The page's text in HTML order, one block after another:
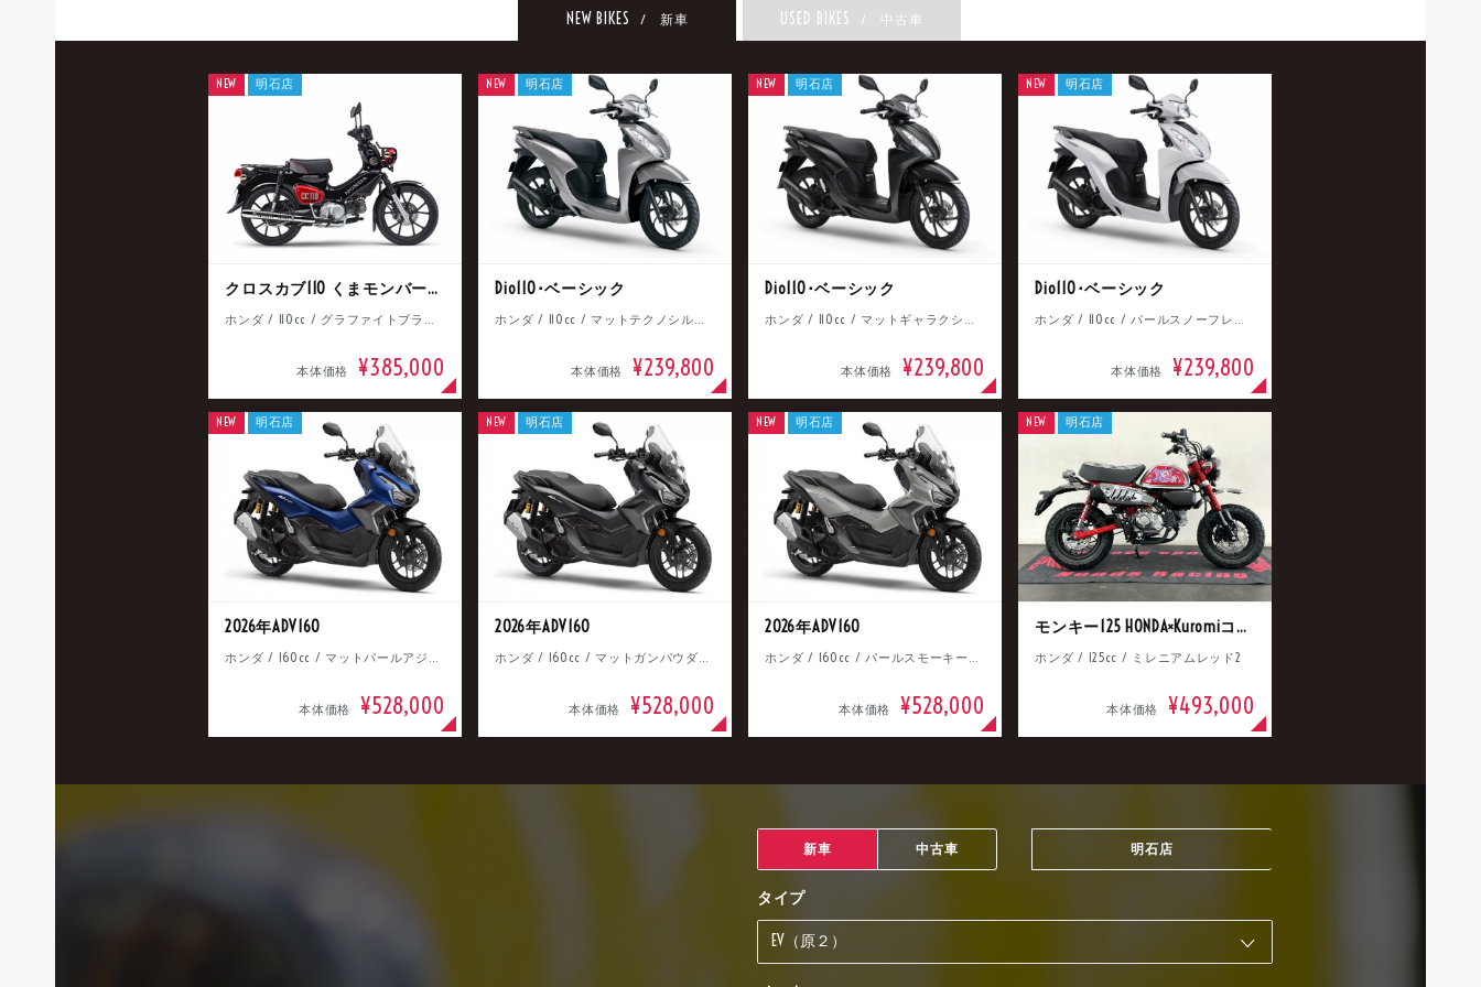
NEW BIKES / 新車 USED BIKES / 中古車
クロスカブ110 くまモンバージョン
ホンダ / 110cc / グラファイトブラック
本体価格 ¥385,000
NEW 明石店
Dio110･ベーシック
ホンダ / 110cc / マットテクノシルバーメタリック
本体価格 ¥239,800
NEW 明石店
Dio110･ベーシック
ホンダ / 110cc / マットギャラクシーブラックメタリック
本体価格 ¥239,800
NEW 明石店
Dio110･ベーシック
ホンダ / 110cc / パールスノーフレークホワイト
本体価格 ¥239,800
NEW 明石店
2026年ADV160
ホンダ / 160cc / マットパールアジャイルブルー
本体価格 ¥528,000
NEW 明石店
2026年ADV160
ホンダ / 160cc / マットガンパウダーブラックメタリック
本体価格 ¥528,000
NEW 明石店
2026年ADV160
ホンダ / 160cc / パールスモーキーグレー
本体価格 ¥528,000
NEW 明石店
モンキー125 HONDA×Kuromiコラボ
ホンダ / 125cc / ミレニアムレッド2
本体価格 ¥493,000
NEW 明石店
新車 中古車 明石店
タイプ